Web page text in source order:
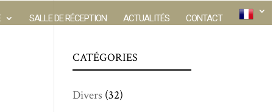
SALLE DE RÉCEPTION ACTUALITÉS CONTACT
CATÉGORIES
Divers (32)